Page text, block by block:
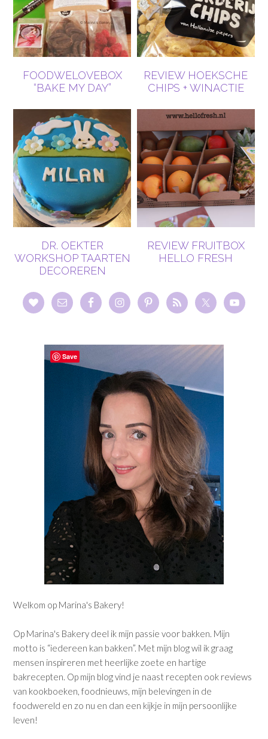
FOODWELOVEBOX
“BAKE MY DAY”
REVIEW HOEKSCHE
CHIPS + WINACTIE
DR. OEKTER
WORKSHOP TAARTEN
DECOREREN
REVIEW FRUITBOX
HELLO FRESH
Welkom op Marina's Bakery!
Op Marina's Bakery deel ik mijn passie voor bakken. Mijn
motto is “iedereen kan bakken”. Met mijn blog wil ik graag
mensen inspireren met heerlijke zoete en hartige
bakrecepten. Op mijn blog vind je naast recepten ook reviews
van kookboeken, foodnieuws, mijn belevingen in de
foodwereld en zo nu en dan een kijkje in mijn persoonlijke
leven!
Save